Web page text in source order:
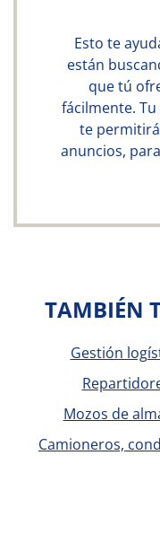
Esto te
están
que tú
fácilmente.
te
anuncios,
TAMBIÉN
Gestión
Mozos de
Camioneros,